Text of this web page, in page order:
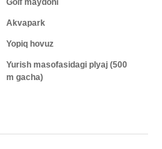
Golf maydoni
Akvapark
Yopiq hovuz
Yurish masofasidagi plyaj (500
m gacha)